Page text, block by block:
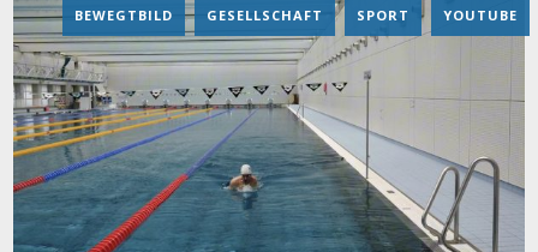
BEWEGTBILD , GESELLSCHAFT , SPORT , YOUTUBE